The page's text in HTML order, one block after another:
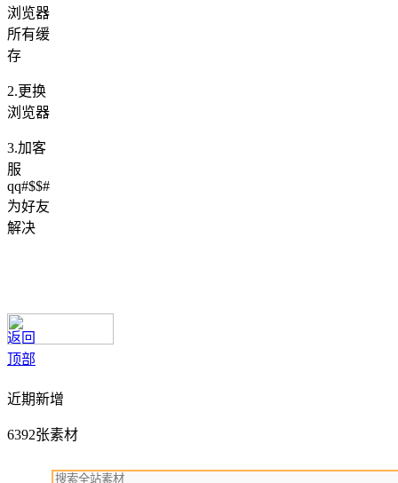
浏览器
所有缓
存
2.更换
浏览器
3.加客
服
qq#$$#
为好友
解决
返回
顶部
近期新增
6392张素材